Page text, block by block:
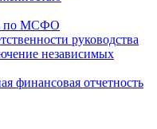
по МСФО
руководства
независимых
финансовая отчетность